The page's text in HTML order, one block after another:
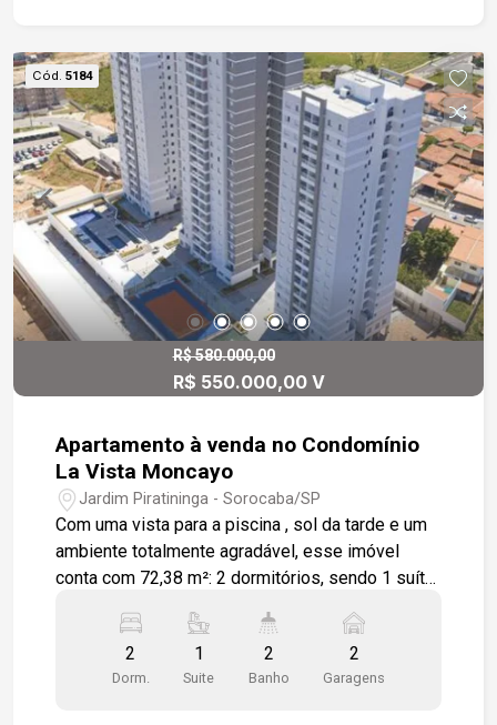
Condomínio com salão de festas, playground, e
quadra.
Cód. 5184
R$ 580.000,00
R$ 550.000,00 V
Apartamento à venda no Condomínio
La Vista Moncayo
Jardim Piratininga - Sorocaba/SP
Com uma vista para a piscina , sol da tarde e um
ambiente totalmente agradável, esse imóvel
conta com 72,38 m²: 2 dormitórios, sendo 1 suíte;
com churrasqueira a gás; Cozinha americana; Área
de serviço; Infraestrutura para ar condicionado na
sala e suíte; Tomada USB na sala e dormitórios;
2
Dorm.
1
Suite
2
Banho
2
Garagens